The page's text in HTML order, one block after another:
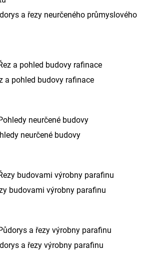
a řezy neurčeného průmyslového
a pohled budovy rafinace
neurčené budovy
budovami výrobny parafinu
a řezy výrobny parafinu